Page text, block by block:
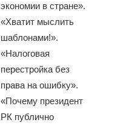
экономии в стране».
«Хватит мыслить
шаблонами!».
«Налоговая
перестройка без
права на ошибку».
«Почему президент
РК публично